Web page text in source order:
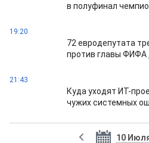
в полуфинал
19:20
72 евродепутата
против главы
21:43
Куда уходят ИТ-
чужих системных
10